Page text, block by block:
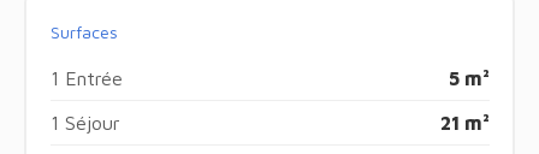
Surfaces
1 Entrée 5 m²
1 Séjour 21 m²